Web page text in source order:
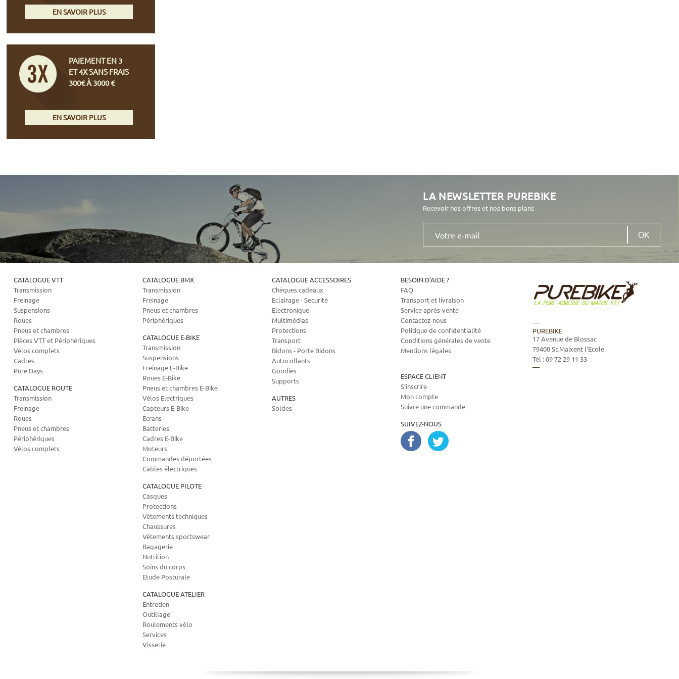
EN SAVOIR PLUS
PAIEMENT EN 3
ET 4X SANS FRAIS
300€ À 3000 €
EN SAVOIR PLUS
LA NEWSLETTER PUREBIKE
Recevoir nos offres et nos bons plans
Votre
mail
CATALOGUE VTT
Transmission
Freinage
Suspensions
Roues
Pneus et chambres
Pièces VTT et Périphériques
Vélos complets
Cadres
Pure Days
CATALOGUE ROUTE
Transmission
Freinage
Roues
Pneus et chambres
Périphériques
Vélos complets
CATALOGUE BMX
Transmission
Freinage
Pneus et chambres
Périphériques
CATALOGUE E-BIKE
Transmission
Suspensions
Freinage E-Bike
Roues E-Bike
Pneus et chambres E-Bike
Vélos Electriques
Capteurs E-Bike
Ecrans
Batteries
Cadres E-Bike
Moteurs
Commandes déportées
Cables électriques
CATALOGUE PILOTE
Casques
Protections
Vêtements techniques
Chaussures
Vêtements sportswear
Bagagerie
Nutrition
Soins du corps
Etude Posturale
CATALOGUE ATELIER
Entretien
Outillage
Roulements vélo
Services
Visserie
CATALOGUE ACCESSOIRES
Chèques cadeaux
Eclairage - Securité
Electronique
Multimédias
Protections
Transport
Bidons - Porte Bidons
Autocollants
Goodies
Supports
AUTRES
Soldes
BESOIN D'AIDE ?
FAQ
Transport et livraison
Service après-vente
Contactez-nous
Politique de confidentialité
Conditions générales de vente
Mentions légales
ESPACE CLIENT
S’inscrire
Mon compte
Suivre une commande
SUIVEZ-NOUS
PUREBIKE
17 Avenue de Blossac
79400St Maixent l'Ecole
Tél :09 72 29 11 33